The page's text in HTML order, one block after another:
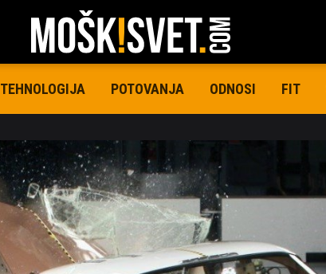
TEHNOLOGIJA POTOVANJA ODNOSI FIT